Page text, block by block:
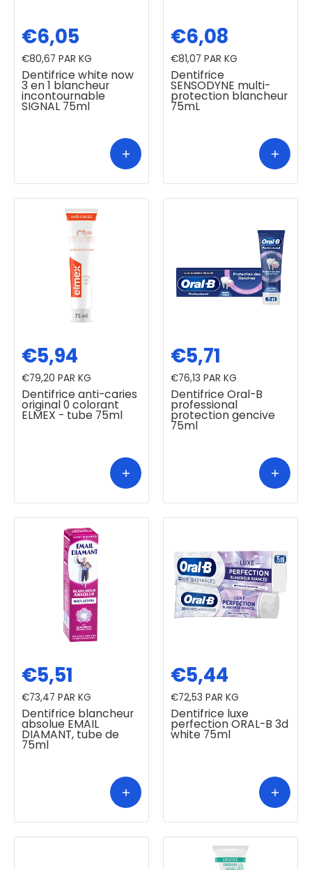
Dentifrice white now
3 en 1 blancheur
incontournable
SIGNAL 75ml
€6,05
€80,67 PAR KG
Dentifrice
SENSODYNE multi-
protection blancheur
75mL
€6,08
€81,07 PAR KG
Dentifrice anti-caries
original 0 colorant
ELMEX - tube 75ml
€5,94
€79,20 PAR KG
Dentifrice Oral-B
professional
protection gencive
75ml
€5,71
€76,13 PAR KG
Dentifrice blancheur
absolue EMAIL
DIAMANT, tube de
75ml
€5,51
€73,47 PAR KG
Dentifrice luxe
perfection ORAL-B 3d
white 75ml
€5,44
€72,53 PAR KG